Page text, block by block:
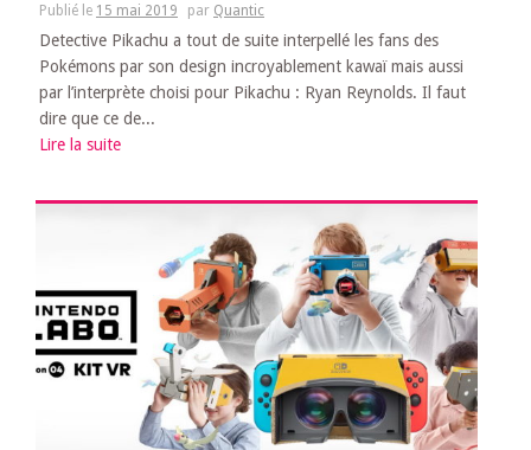
Publié le 15 mai 2019 par Quantic
Detective Pikachu a tout de suite interpellé les fans des
Pokémons par son design incroyablement kawaï mais aussi
par l’interprète choisi pour Pikachu : Ryan Reynolds. Il faut
dire que ce de...
Lire la suite